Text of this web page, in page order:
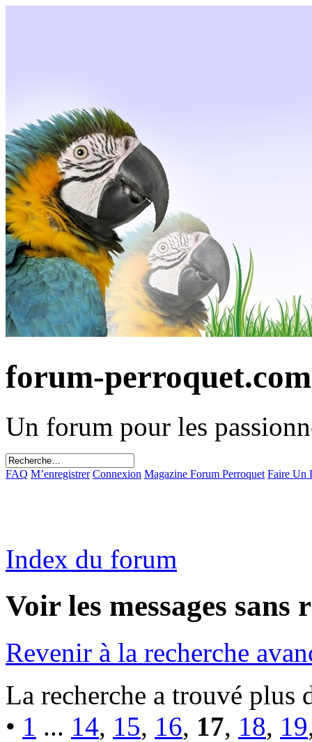
forum-perroquet.com
Un forum pour les
FAQ M’enregistrer Connexion Magazine Forum Perroquet Faire Un
Index du forum
Voir les messages sans
Revenir à la recherche
La recherche a trouvé plus
• 1 ... 14, 15, 16, 17, 18, 19